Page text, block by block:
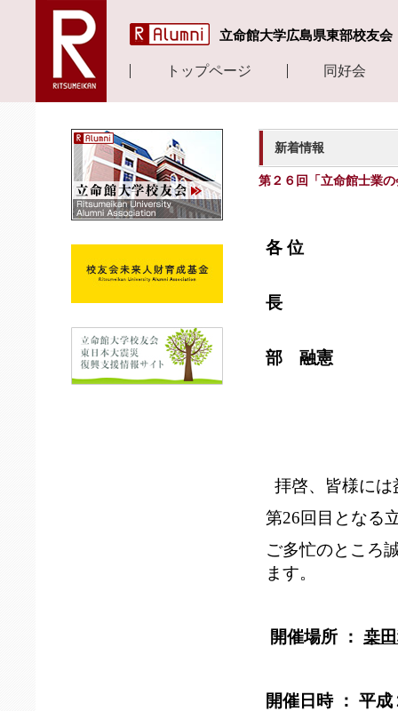
立命館大学広島県東部校友会
トップページ 同好会
新着情報
第２６回「立命館士業
各 位
長
部 融憲
拝啓、皆様に
第26回目となる
ご多忙のところ
ます。
開催場所 ： 桒
開催日時 ： 平成